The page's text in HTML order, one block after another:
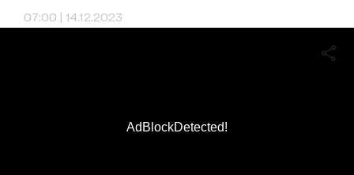
07:00 | 14.12.2023
AdBlockDetected!